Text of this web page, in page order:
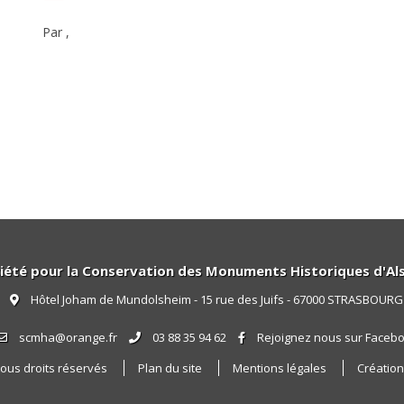
Par ,
pour la Conservation des Monuments Historiques
Hôtel Joham de Mundolsheim - 15 rue des Juifs - 67000 STRASBOURG
scmha@orange.fr 03 88 35 94 62
Rejoignez nous sur
droits réservés
Plan du site Mentions légales